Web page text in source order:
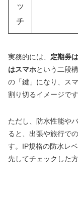
ッ
チ
実務的には、 定期券
はスマホという二段
の「鍵」になり、ス
割り切るイメージです
ただし、防水性能や
ると、出張や旅行で
す。IP規格の防水レ
先してチェックした